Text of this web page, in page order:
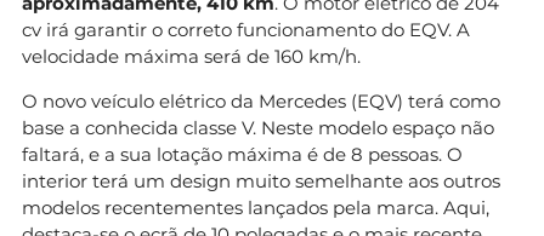
cv irá garantir o correto funcionamento do EQV. A
velocidade máxima será de 160 km/h.
O novo veículo elétrico da Mercedes (EQV) terá como
base a conhecida classe V. Neste modelo espaço não
faltará, e a sua lotação máxima é de 8 pessoas. O
interior terá um design muito semelhante aos outros
modelos recentementes lançados pela marca. Aqui,